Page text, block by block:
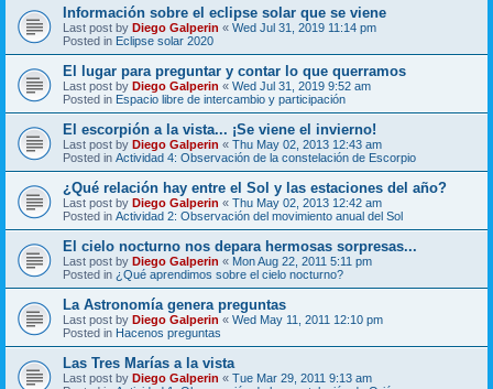
Información sobre el eclipse solar que se viene
Last post by Diego Galperin « Wed Jul 31, 2019 11:14 pm
Posted in Eclipse solar 2020
El lugar para preguntar y contar lo que querramos
Last post by Diego Galperin « Wed Jul 31, 2019 9:52 am
Posted in Espacio libre de intercambio y participación
El escorpión a la vista... ¡Se viene el invierno!
Last post by Diego Galperin « Thu May 02, 2013 12:43 am
Posted in Actividad 4: Observación de la constelación de Escorpio
¿Qué relación hay entre el Sol y las estaciones del año?
Last post by Diego Galperin « Thu May 02, 2013 12:42 am
Posted in Actividad 2: Observación del movimiento anual del Sol
El cielo nocturno nos depara hermosas sorpresas...
Last post by Diego Galperin « Mon Aug 22, 2011 5:11 pm
Posted in ¿Qué aprendimos sobre el cielo nocturno?
La Astronomía genera preguntas
Last post by Diego Galperin « Wed May 11, 2011 12:10 pm
Posted in Hacenos preguntas
Las Tres Marías a la vista
Last post by Diego Galperin « Tue Mar 29, 2011 9:13 am